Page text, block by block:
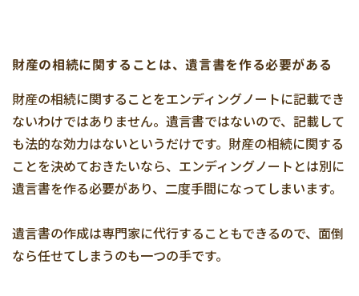
財産の相続に関することは、遺言書を作る必要がある
財産の相続に関することをエンディングノートに記載でき
ないわけではありません。遺言書ではないので、記載して
も法的な効力はないというだけです。財産の相続に関する
ことを決めておきたいなら、エンディングノートとは別に
遺言書を作る必要があり、二度手間になってしまいます。
遺言書の作成は専門家に代行することもできるので、面倒
なら任せてしまうのも一つの手です。